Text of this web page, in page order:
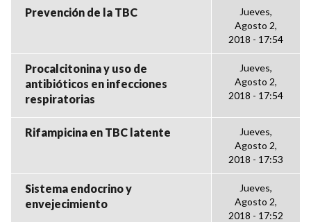
Prevención de la TBC
Jueves,
Agosto 2,
2018 - 17:54
Procalcitonina y uso de
antibióticos en infecciones
respiratorias
Jueves,
Agosto 2,
2018 - 17:54
Rifampicina en TBC latente
Jueves,
Agosto 2,
2018 - 17:53
Sistema endocrino y
envejecimiento
Jueves,
Agosto 2,
2018 - 17:52